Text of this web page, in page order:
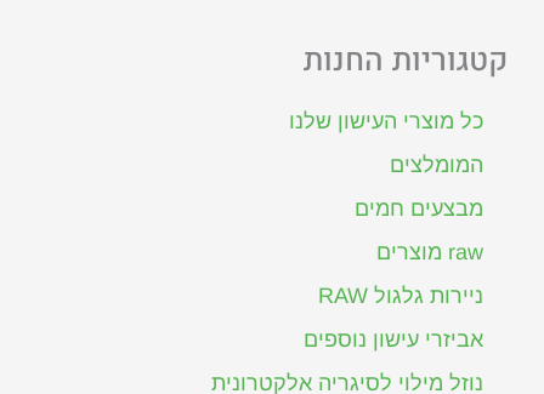
קטגוריות החנות
כל מוצרי העישון שלנו
המומלצים
מבצעים חמים
raw מוצרים
ניירות גלגול RAW
אביזרי עישון נוספים
נוזל מילוי לסיגריה אלקטרונית